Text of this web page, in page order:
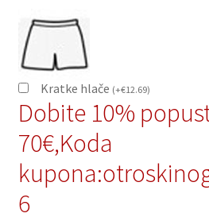
Kratke hlače (+€12.69)
Dobite 10%
70€,Koda
6